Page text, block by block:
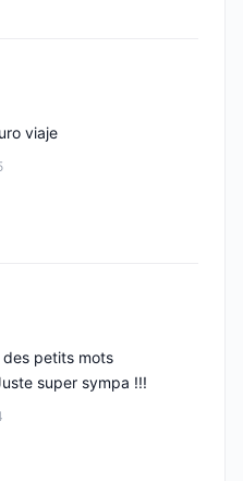
viaje
des petits mots
super sympa !!!